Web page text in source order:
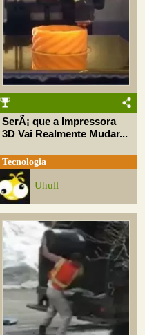
SerÃ¡ que a Impressora
3D Vai Realmente Mudar...
Tecnologia
Uhull